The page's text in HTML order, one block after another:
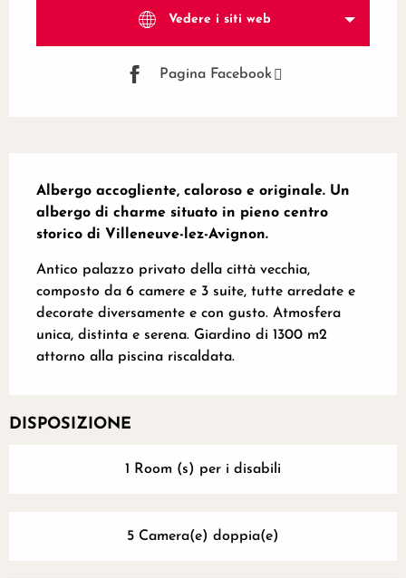
Vedere i siti web
Pagina Facebook
Albergo accogliente, caloroso e originale. Un
albergo di charme situato in pieno centro
storico di Villeneuve-lez-Avignon.
Antico palazzo privato della città vecchia,
composto da 6 camere e 3 suite, tutte arredate e
decorate diversamente e con gusto. Atmosfera
unica, distinta e serena. Giardino di 1300 m2
attorno alla piscina riscaldata.
DISPOSIZIONE
1 Room (s) per i disabili
5 Camera(e) doppia(e)